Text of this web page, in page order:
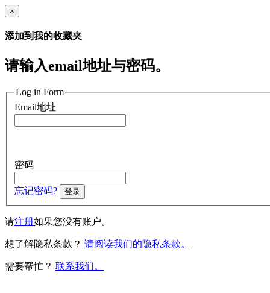
×
添加到我的收藏夹
请输入email地址与密码。
Log in Form
Email地址
密码
忘记密码? 登录
请注册如果您没有账户。
想了解隐私条款？ 请阅读我们的隐私条款。
需要帮忙？ 联系我们。